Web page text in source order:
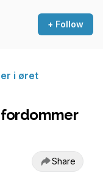
+ Follow
i øret
Share